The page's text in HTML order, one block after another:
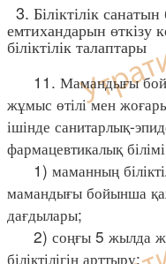
3. Біліктілік санатын
емтихандарын өткізу
біліктілік талаптары
11. Мамандығы
жұмыс өтілі мен
ішінде санитарлық-
фармацевтикалық
1) маманның
мамандығы бойынша
дағдылары;
2) соңғы 5 жылда
біліктілігін арттыру;